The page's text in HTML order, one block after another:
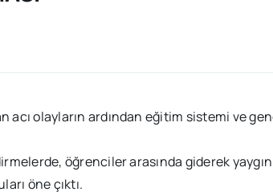
acı olayların ardından eğitim sistemi ve
öğrenciler arasında giderek
öne çıktı.